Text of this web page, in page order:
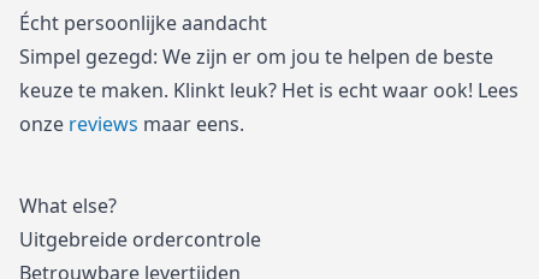
Écht persoonlijke aandacht
Simpel gezegd: We zijn er om jou te helpen de beste
keuze te maken. Klinkt leuk? Het is echt waar ook! Lees
onze reviews maar eens.
What else?
Uitgebreide ordercontrole
Betrouwbare levertijden